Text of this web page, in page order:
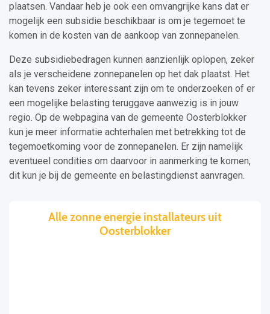
plaatsen. Vandaar heb je ook een omvangrijke kans dat er
mogelijk een subsidie beschikbaar is om je tegemoet te
komen in de kosten van de aankoop van zonnepanelen.
Deze subsidiebedragen kunnen aanzienlijk oplopen, zeker
als je verscheidene zonnepanelen op het dak plaatst. Het
kan tevens zeker interessant zijn om te onderzoeken of er
een mogelijke belasting teruggave aanwezig is in jouw
regio. Op de webpagina van de gemeente Oosterblokker
kun je meer informatie achterhalen met betrekking tot de
tegemoetkoming voor de zonnepanelen. Er zijn namelijk
eventueel condities om daarvoor in aanmerking te komen,
dit kun je bij de gemeente en belastingdienst aanvragen.
Alle zonne energie installateurs uit
Oosterblokker